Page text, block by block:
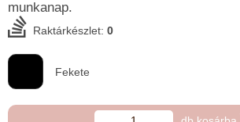
munkanap.
Raktárkészlet: 0
Fekete